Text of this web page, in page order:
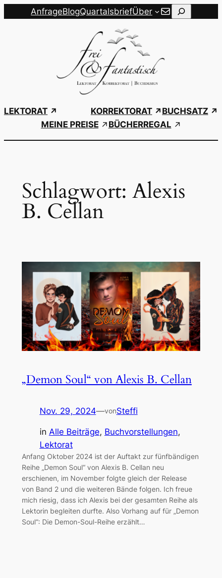
AnfrageBlogQuartalsbriefÜber steffi@freiundfantastisch-lektorat.de
Suchen
LEKTORAT KORREKTORAT
BUCHSATZ
MEINE PREISE
BÜCHERREGAL
Schlagwort: Alexis
B. Cellan
„Demon Soul“ von Alexis B. Cellan
Nov. 29, 2024—vonSteffi
in Alle Beiträge, Buchvorstellungen
Lektorat
Anfang Oktober 2024 ist der Auftakt zur fünfbändigen
Reihe „Demon Soul“ von Alexis B. Cellan neu
erschienen, im November folgte gleich der Release
von Band 2 und die weiteren Bände folgen. Ich freue
mich riesig, dass ich Alexis bei der gesamten Reihe als
Lektorin begleiten durfte. Also Vorhang auf für „Demon
Soul“: Die Demon-Soul-Reihe erzählt…